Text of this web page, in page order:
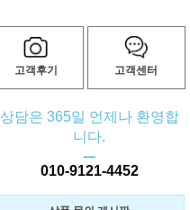
고객후기 고객센터
상담은 365일 언제나 환영합
니다.
ㅡ
010-9121-4452